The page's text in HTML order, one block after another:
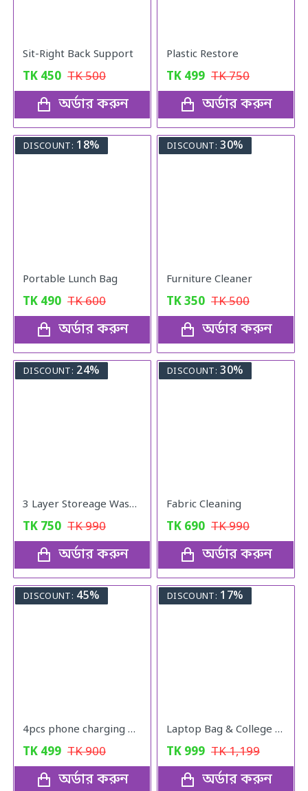
Sit-Right Back Support
TK 450 TK500
অর্ডার করুন
Plastic Restore
TK 499 TK750
অর্ডার করুন
DISCOUNT: 18%
Portable Lunch Bag
TK 490 TK600
অর্ডার করুন
DISCOUNT: 30%
Furniture Cleaner
TK350 TK500
অর্ডার করুন
DISCOUNT: 24%
3 Layer Storeage Washroom Rack
TK 750 TK990
অর্ডার করুন
DISCOUNT: 30%
Fabric Cleaning
TK 690 TK990
অর্ডার করুন
DISCOUNT: 45%
4pcs phone charging bracket wall mounted holder
TK 499 TK900
অর্ডার করুন
DISCOUNT: 17%
Laptop Bag & College Bag
TK 999 TK1,199
অর্ডার করুন